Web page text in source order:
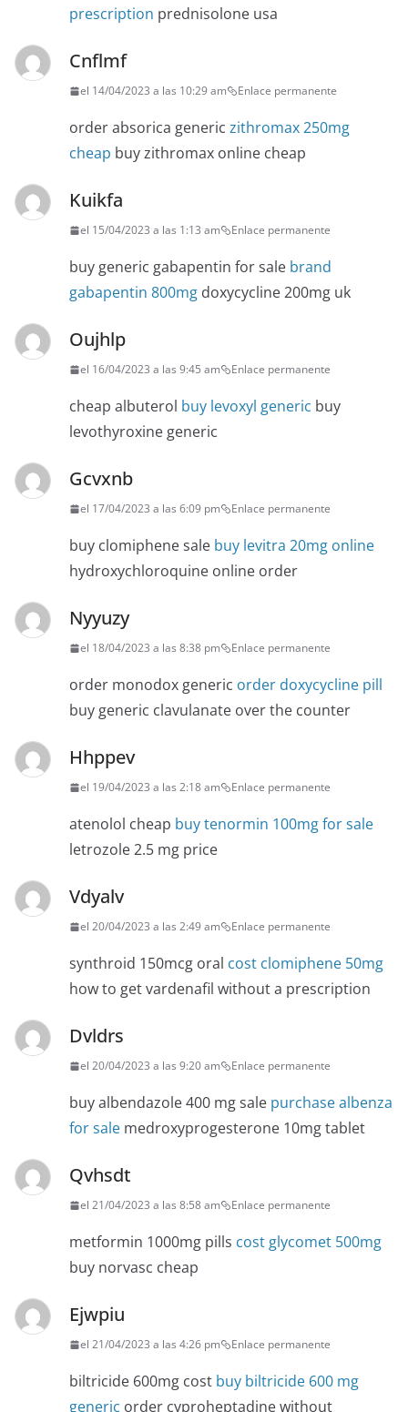
prescription prednisolone usa
Cnflmf
el 14/04/2023 a las 10:29 am Enlace permanente
order absorica generic zithromax 250mg
cheap buy zithromax online cheap
Kuikfa
el 15/04/2023 a las 1:13 am Enlace permanente
buy generic gabapentin for sale brand
gabapentin 800mg doxycycline 200mg uk
Oujhlp
el 16/04/2023 a las 9:45 am Enlace permanente
cheap albuterol buy levoxyl generic buy
levothyroxine generic
Gcvxnb
el 17/04/2023 a las 6:09 pm Enlace permanente
buy clomiphene sale buy levitra 20mg online
hydroxychloroquine online order
Nyyuzy
el 18/04/2023 a las 8:38 pm Enlace permanente
order monodox generic order doxycycline pill
buy generic clavulanate over the counter
Hhppev
el 19/04/2023 a las 2:18 am Enlace permanente
atenolol cheap buy tenormin 100mg for sale
letrozole 2.5 mg price
Vdyalv
el 20/04/2023 a las 2:49 am Enlace permanente
synthroid 150mcg oral cost clomiphene 50mg
how to get vardenafil without a prescription
Dvldrs
el 20/04/2023 a las 9:20 am Enlace permanente
buy albendazole 400 mg sale purchase albenza
for sale medroxyprogesterone 10mg tablet
Qvhsdt
el 21/04/2023 a las 8:58 am Enlace permanente
metformin 1000mg pills cost glycomet 500mg
buy norvasc cheap
Ejwpiu
el 21/04/2023 a las 4:26 pm Enlace permanente
biltricide 600mg cost buy biltricide 600 mg
generic order cyproheptadine without